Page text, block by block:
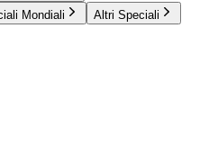
Mondiali Altri Speciali